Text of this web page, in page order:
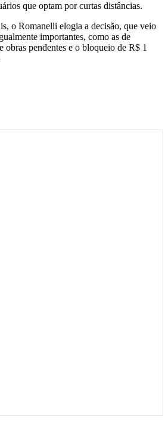
que optam por curtas distâncias.
o Romanelli elogia a decisão, que veio
importantes, como as de
obras pendentes e o bloqueio de R$ 1